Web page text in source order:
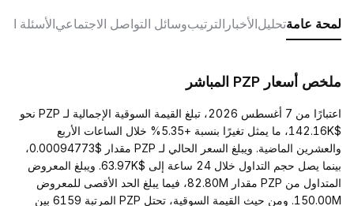
لمحة عامةتحليلالأخبار الترتيبوسائل التواصل الاجتماعيالأسئلة
ملخص أسعار PZP المباشر
اعتبارًا من 7 أغسطس 2026، تبلغ القيمة السوقية الإجمالية لـ PZP نحو
$142.16K، ما يمثل تغيرًا بنسبة +5.35% خلال الساعات الأربع
والعشرين الماضية. ويبلغ السعر الحالي لـ PZP مقدار $0.00094773،
بينما يصل حجم التداول خلال 24 ساعة إلى $63.97K. ويبلغ المعروض
المتداول من PZP مقدار 82.80M، فيما يبلغ الحد الأقصى للمعروض
150.00M. ومن حيث القيمة السوقية، تحتل PZP المرتبة 6159 بين